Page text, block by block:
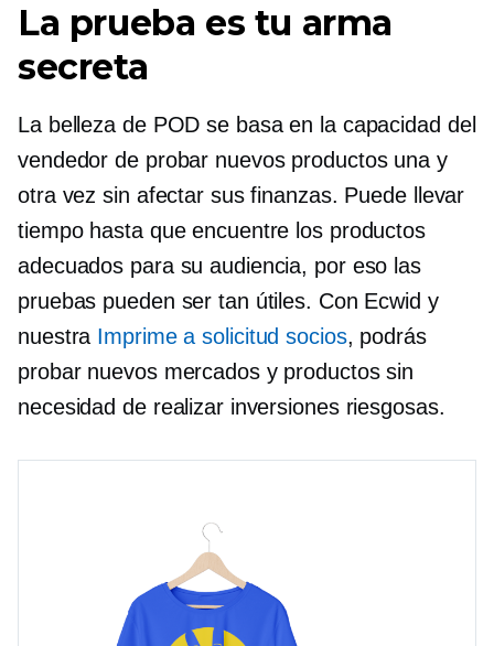
La prueba es tu arma
secreta
La belleza de POD se basa en la capacidad del
vendedor de probar nuevos productos una y
otra vez sin afectar sus finanzas. Puede llevar
tiempo hasta que encuentre los productos
adecuados para su audiencia, por eso las
pruebas pueden ser tan útiles. Con Ecwid y
nuestra Imprime a solicitud socios, podrás
probar nuevos mercados y productos sin
necesidad de realizar inversiones riesgosas.